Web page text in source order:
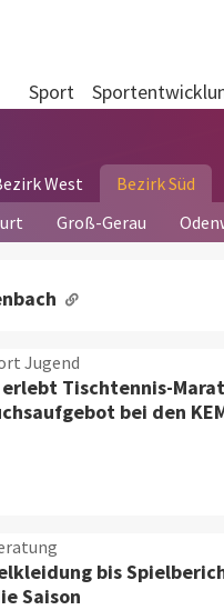
Sport
West
Bezirk Süd
Groß-Gerau
Jugend
erlebt Tischtennis-
bei den
bis
Saison